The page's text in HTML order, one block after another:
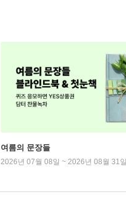
여름의 문장들
2026년 07월 08일 ~ 2026년 08월 31일